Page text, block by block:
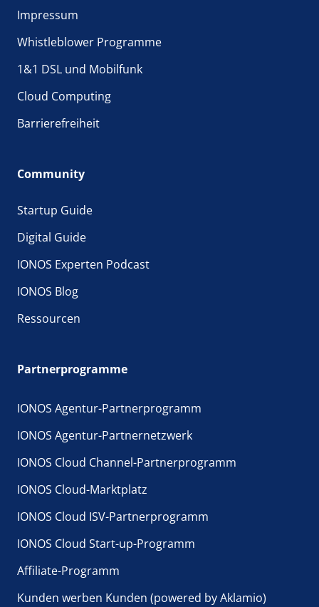
Impressum
Whistleblower Programme
1&1 DSL und Mobilfunk
Cloud Computing
Barrierefreiheit
Community
Startup Guide
Digital Guide
IONOS Experten Podcast
IONOS Blog
Ressourcen
Partnerprogramme
IONOS Agentur-Partnerprogramm
IONOS Agentur-Partnernetzwerk
IONOS Cloud Channel-Partnerprogramm
IONOS Cloud-Marktplatz
IONOS Cloud ISV-Partnerprogramm
IONOS Cloud Start-up-Programm
Affiliate-Programm
Kunden werben Kunden (powered by Aklamio)